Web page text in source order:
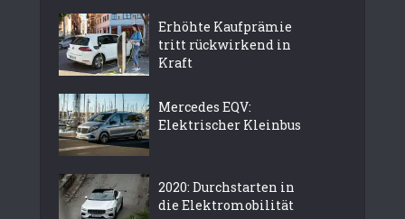
Erhöhte Kaufprämie
tritt rückwirkend in
Kraft
Mercedes EQV:
Elektrischer Kleinbus
2020: Durchstarten in
die Elektromobilität